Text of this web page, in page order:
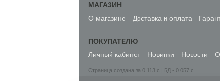
МАГАЗИН
О магазине
Доставка и оплата
ПОКУПАТЕЛЮ
Личный кабинет
Новинки Новости
Страница создана за 0.113 с | БД - 0.057 с